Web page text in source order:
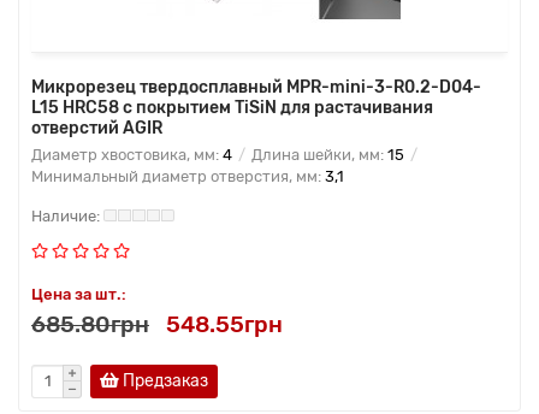
Микрорезец твердосплавный MPR-mini-3-R0.2-D04-
L15 HRC58 с покрытием TiSiN для растачивания
отверстий AGIR
Диаметр хвостовика, мм: 4 Длина шейки, мм: 15
Минимальный диаметр отверстия, мм: 3,1
Цена за шт.:
685.80грн 548.55грн
Предзаказ